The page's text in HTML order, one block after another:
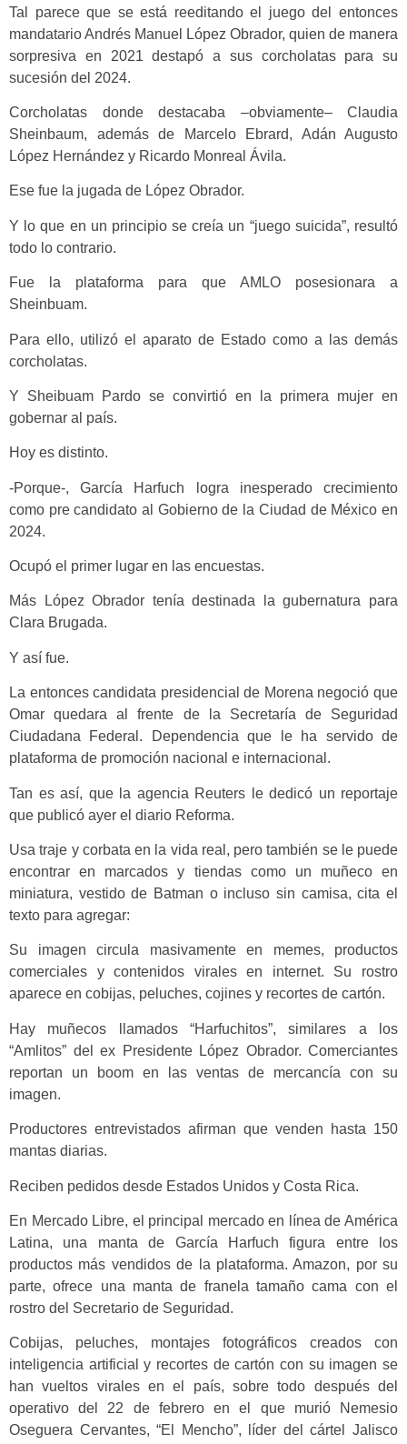
Tal parece que se está reeditando el juego del entonces
mandatario Andrés Manuel López Obrador, quien de manera
sorpresiva en 2021 destapó a sus corcholatas para su
sucesión del 2024.
Corcholatas donde destacaba –obviamente– Claudia
Sheinbaum, además de Marcelo Ebrard, Adán Augusto
López Hernández y Ricardo Monreal Ávila.
Ese fue la jugada de López Obrador.
Y lo que en un principio se creía un “juego suicida”, resultó
todo lo contrario.
Fue la plataforma para que AMLO posesionara a
Sheinbuam.
Para ello, utilizó el aparato de Estado como a las demás
corcholatas.
Y Sheibuam Pardo se convirtió en la primera mujer en
gobernar al país.
Hoy es distinto.
-Porque-, García Harfuch logra inesperado crecimiento
como pre candidato al Gobierno de la Ciudad de México en
2024.
Ocupó el primer lugar en las encuestas.
Más López Obrador tenía destinada la gubernatura para
Clara Brugada.
Y así fue.
La entonces candidata presidencial de Morena negoció que
Omar quedara al frente de la Secretaría de Seguridad
Ciudadana Federal. Dependencia que le ha servido de
plataforma de promoción nacional e internacional.
Tan es así, que la agencia Reuters le dedicó un reportaje
que publicó ayer el diario Reforma.
Usa traje y corbata en la vida real, pero también se le puede
encontrar en marcados y tiendas como un muñeco en
miniatura, vestido de Batman o incluso sin camisa, cita el
texto para agregar:
Su imagen circula masivamente en memes, productos
comerciales y contenidos virales en internet. Su rostro
aparece en cobijas, peluches, cojines y recortes de cartón.
Hay muñecos llamados “Harfuchitos”, similares a los
“Amlitos” del ex Presidente López Obrador. Comerciantes
reportan un boom en las ventas de mercancía con su
imagen.
Productores entrevistados afirman que venden hasta 150
mantas diarias.
Reciben pedidos desde Estados Unidos y Costa Rica.
En Mercado Libre, el principal mercado en línea de América
Latina, una manta de García Harfuch figura entre los
productos más vendidos de la plataforma. Amazon, por su
parte, ofrece una manta de franela tamaño cama con el
rostro del Secretario de Seguridad.
Cobijas, peluches, montajes fotográficos creados con
inteligencia artificial y recortes de cartón con su imagen se
han vueltos virales en el país, sobre todo después del
operativo del 22 de febrero en el que murió Nemesio
Oseguera Cervantes, “El Mencho”, líder del cártel Jalisco